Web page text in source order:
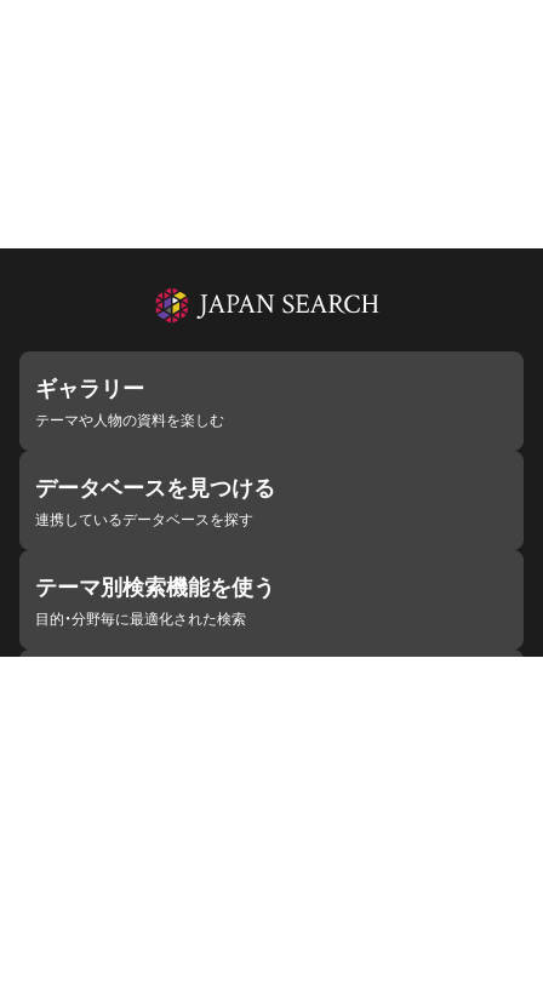
ギャラリー
テーマや人物の資料を楽しむ
データベースを見つける
連携しているデータベースを探す
テーマ別検索機能を使う
目的・分野毎に最適化された検索